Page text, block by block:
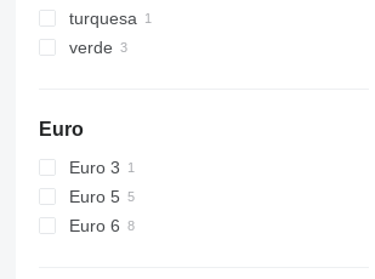
turquesa
verde
Euro
Euro 3
Euro 5
Euro 6